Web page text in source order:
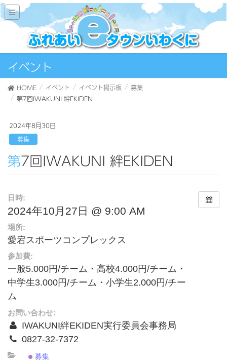
イベント
HOME イベント イベント掲示板
募集
第7回IWAKUNI 絆EKIDEN
2024年8月30日
募集
第7回IWAKUNI 絆EKIDEN
日時:
2024年10月27日 @ 9:00 AM
場所:
愛宕スポーツコンプレックス
参加費:
一般5.000円/チーム・高校4.000円/チーム・
中学生3.000円/チーム・小学生2.000円/チー
ム
お問い合わせ:
IWAKUNI絆EKIDEN実行委員会事務局
0827-32-7372
募集